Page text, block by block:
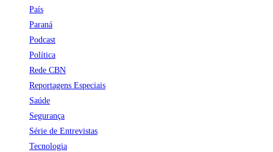
País
Paraná
Podcast
Política
Rede CBN
Reportagens Especiais
Saúde
Segurança
Série de Entrevistas
Tecnologia